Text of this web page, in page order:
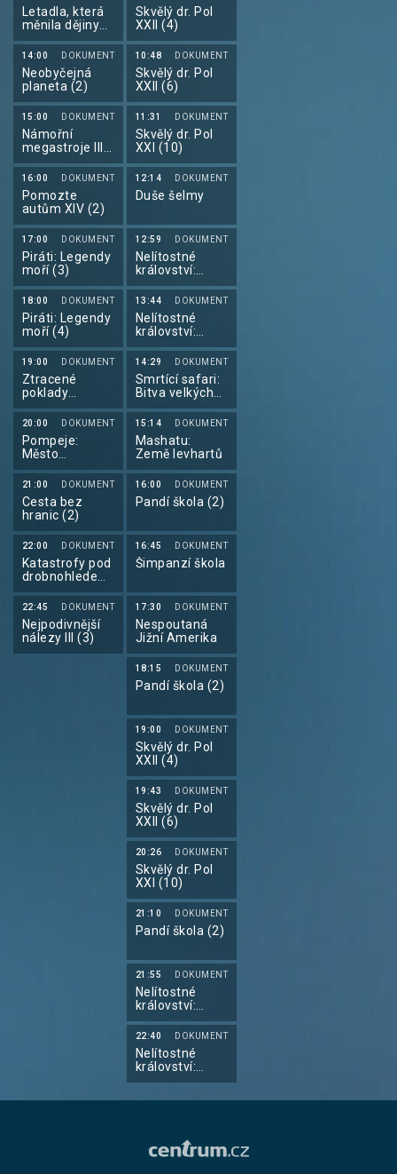
Letadla, která
měnila dějiny
(5)
14:00 DOKUMENT
Neobyčejná
planeta (2)
15:00 DOKUMENT
Námořní
megastroje III
(6)
16:00 DOKUMENT
Pomozte
autům XIV (2)
17:00 DOKUMENT
Piráti: Legendy
moří (3)
18:00 DOKUMENT
Piráti: Legendy
moří (4)
19:00 DOKUMENT
Ztracené
poklady
antického
Řecka (5)
20:00 DOKUMENT
Pompeje:
Město
zmrazené v
čase s Tomem
Hiddlestonem
(3)
21:00 DOKUMENT
Cesta bez
hranic (2)
22:00 DOKUMENT
Katastrofy pod
drobnohledem
II (4)
22:45 DOKUMENT
Nejpodivnější
nálezy III (3)
Skvělý dr. Pol
XXII (4)
10:48 DOKUMENT
Skvělý dr. Pol
XXII (6)
11:31 DOKUMENT
Skvělý dr. Pol
XXI (10)
12:14 DOKUMENT
Duše šelmy
12:59 DOKUMENT
Nelítostné
království:
Souboj klanů II
(1)
13:44 DOKUMENT
Nelítostné
království:
Souboj klanů II
(2)
14:29 DOKUMENT
Smrtící safari:
Bitva velkých
koček (1)
15:14 DOKUMENT
Mashatu:
Země levhartů
16:00 DOKUMENT
Pandí škola (2)
16:45 DOKUMENT
Šimpanzí škola
17:30 DOKUMENT
Nespoutaná
Jižní Amerika
18:15 DOKUMENT
Pandí škola (2)
19:00 DOKUMENT
Skvělý dr. Pol
XXII (4)
19:43 DOKUMENT
Skvělý dr. Pol
XXII (6)
20:26 DOKUMENT
Skvělý dr. Pol
XXI (10)
21:10 DOKUMENT
Pandí škola (2)
21:55 DOKUMENT
Nelítostné
království:
Souboj klanů II
(1)
22:40 DOKUMENT
Nelítostné
království:
Souboj klanů II